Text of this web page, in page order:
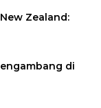
Zealand:
di